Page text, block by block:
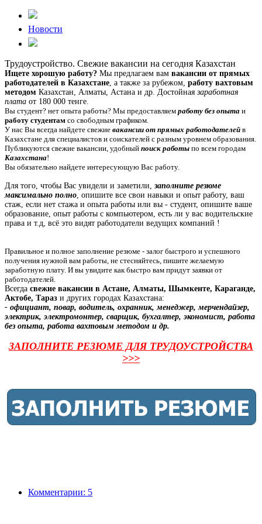
Новости
Трудоустройство. Свежие вакансии на сегодня Казахстан
Ищете хорошую работу? Мы предлагаем вам вакансии от прямых
работодателей в Казахстане, а также за рубежом, работу вахтовым
методом Казахстан, Алматы, Астана и др. Достойная заработная
плата от 180 000 тенге.
Вы студент? нет опыта работы? Мы предоставляем работу без опыта и
работу студентам со свободным графиком.
У нас Вы всегда найдете свежие вакансии от прямых работодателей в
Казахстане для специалистов и соискателей с разным уровнем образования.
Публикуются свежие вакансии, удобный поиск работы по всем городам
Казахстана!
Вы обязательно найдете интересующую Вас работу.
Для того, чтобы Вас увидели и заметили,заполните резюме
максимально полно, опишите все свои навыки и опыт работу, ваш
стаж, если нет стажа и опыта работы или вы - студент, опишите ваше
образование, опыт работы с компьютером, есть ли у вас водительские
права и т.д, всё это видят работодатели ведущих компаний !
Правильное и полное заполнение резюме - залог быстрого и успешного
получения нужной вам работы, не стесняйтесь, пишите желаемую
заработную плату. И вы увидите как быстро вам придут заявки от
работодателей.
Всегда свежие вакансии в Астане, Алматы, Шымкенте, Караганде,
Актобе, Тараз и других городах Казахстана:
- официант, повар, водитель, охранник, менеджер, мерчендайзер,
электрик, электромонтер, сварщик, бухгалтер, экономист, работа
без опыта, работа вахтовым методом и др.
ЗАПОЛНИТЕ РЕЗЮМЕ ДЛЯ ТРУДОУСТРОЙСТВА
>>>
Комментарии: 5